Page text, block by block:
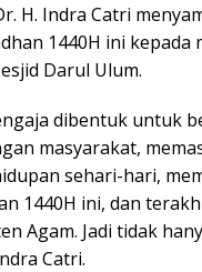
H. Indra Catri
1440H ini kepada
Darul Ulum.
dibentuk untuk
masyarakat,
sehari-hari,
1440H ini, dan
Agam. Jadi tidak
Catri.